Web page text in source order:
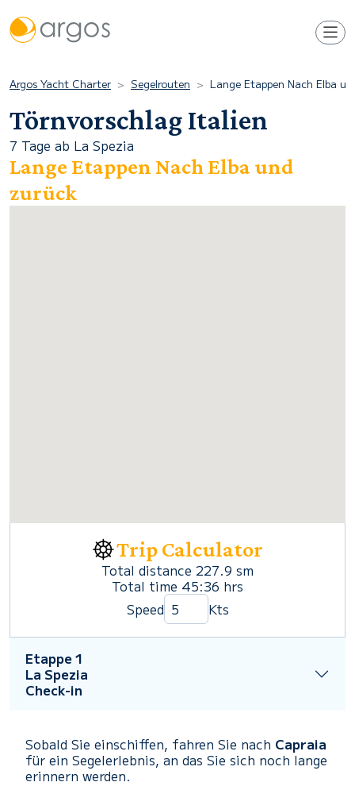
Argos Yacht Charter Segelrouten Lange Etappen Nach Elba
Törnvorschlag Italien
7 Tage ab La Spezia
Lange Etappen Nach Elba und
zurück
Trip Calculator
Total distance 227.9 sm
Total time 45:36 hrs
Speed
Kts
Etappe 1
La Spezia
Check-in
Sobald Sie einschiffen, fahren Sie nach Capraia
für ein Segelerlebnis, an das Sie sich noch lange
erinnern werden.